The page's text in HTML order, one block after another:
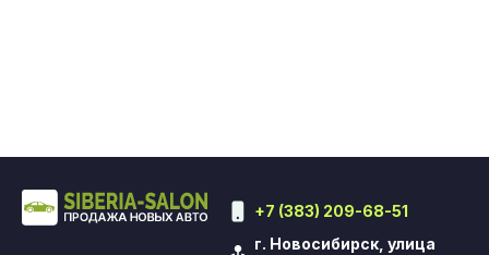
+7 (383) 209-68-51
г. Новосибирск, улица